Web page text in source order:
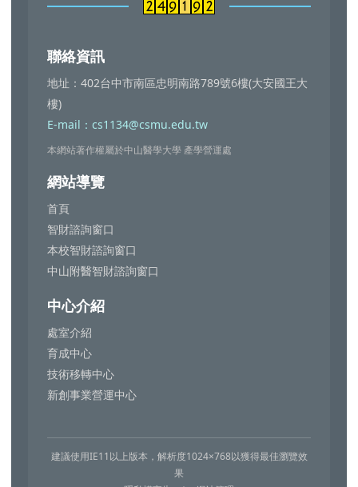
聯絡資訊
地址：402台中市南區忠明南路789號6樓(大安國王大
樓)
E-mail：cs1134@csmu.edu.tw
本網站著作權屬於中山醫學大學 產學營運處
網站導覽
首頁
智財諮詢窗口
本校智財諮詢窗口
中山附醫智財諮詢窗口
中心介紹
處室介紹
育成中心
技術移轉中心
新創事業營運中心
建議使用IE11以上版本，解析度1024×768以獲得最佳瀏覽效
果